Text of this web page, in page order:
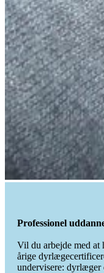
Professionel
Vil du arbejde med at
årige
undervisere: dyrlæger